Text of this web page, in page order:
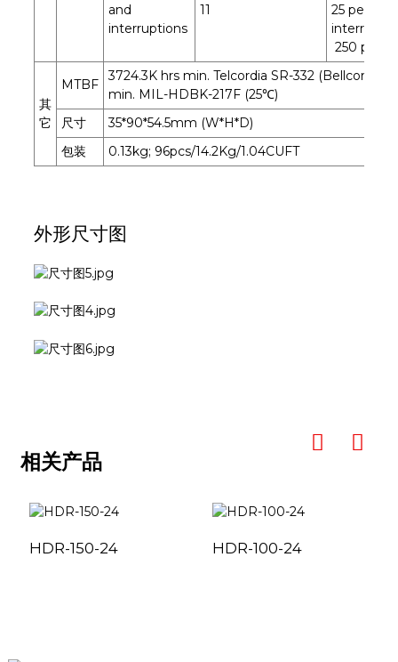
and
interruptions
11
25
250
其
它
MTBF
3724.3K hrs min. Telcordia SR-332 (Bellcore) ;
min. MIL-HDBK-217F (25℃)
尺寸
35*90*54.5mm (W*H*D)
包装
0.13kg; 96pcs/14.2Kg/1.04CUFT
外形尺寸图
相关产品
HDR-150-24 HDR-100-24